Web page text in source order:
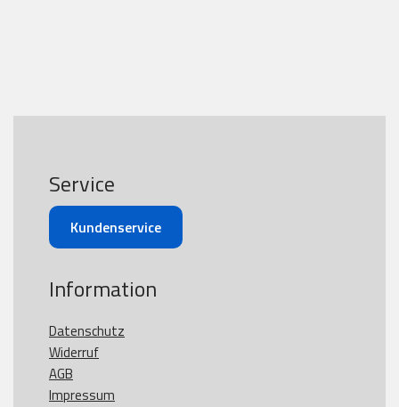
Service
Kundenservice
Information
Datenschutz
Widerruf
AGB
Impressum